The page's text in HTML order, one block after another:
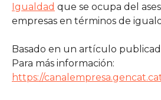
Igualdad que se ocupa del
empresas en términos de
Basado en un artículo
Para más información:
https://